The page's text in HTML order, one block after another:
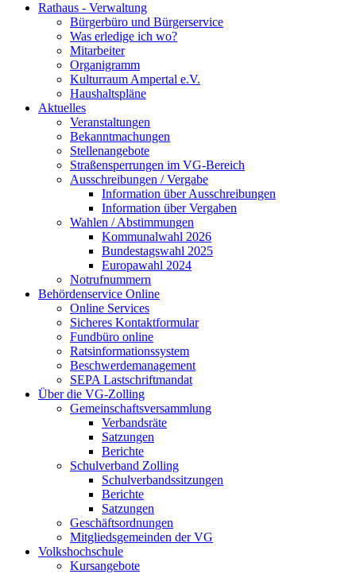
Rathaus - Verwaltung
Bürgerbüro und Bürgerservice
Was erledige ich wo?
Mitarbeiter
Organigramm
Kulturraum Ampertal e.V.
Haushaltspläne
Aktuelles
Veranstaltungen
Bekanntmachungen
Stellenangebote
Straßensperrungen im VG-Bereich
Ausschreibungen / Vergabe
Information über Ausschreibungen
Information über Vergaben
Wahlen / Abstimmungen
Kommunalwahl 2026
Bundestagswahl 2025
Europawahl 2024
Notrufnummern
Behördenservice Online
Online Services
Sicheres Kontaktformular
Fundbüro online
Ratsinformationssystem
Beschwerdemanagement
SEPA Lastschriftmandat
Über die VG-Zolling
Gemeinschaftsversammlung
Verbandsräte
Satzungen
Berichte
Schulverband Zolling
Schulverbandssitzungen
Berichte
Satzungen
Geschäftsordnungen
Mitgliedsgemeinden der VG
Volkshochschule
Kursangebote